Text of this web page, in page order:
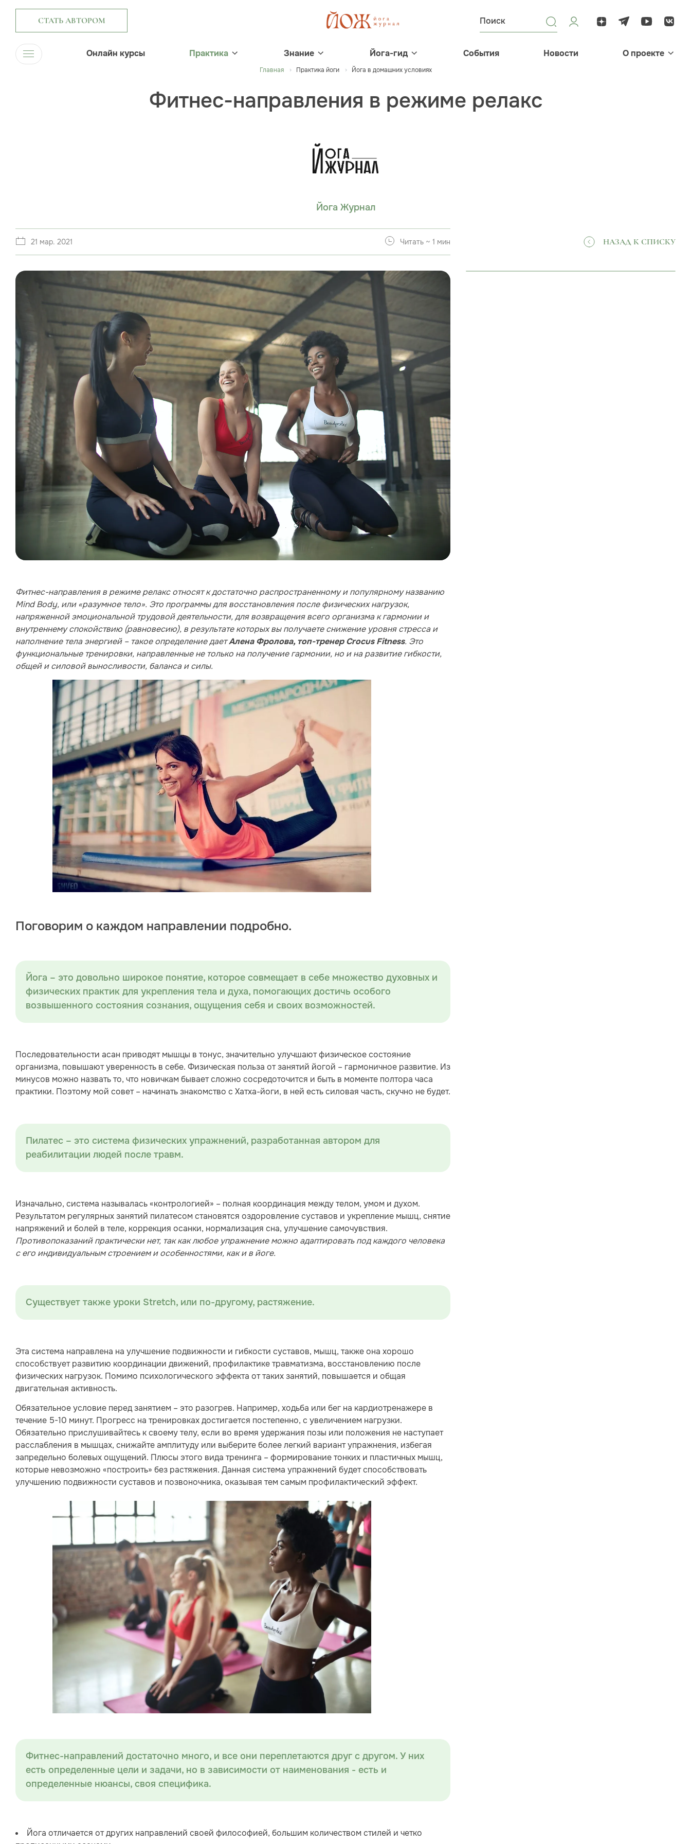
СТАТЬ АВТОРОМ
Онлайн курсы Практика Знание Йога-гид События Новости О проекте
Главная Практика йоги Йога в домашних условиях
Фитнес-направления в режиме релакс
Йога Журнал
21 мар. 2021 Читать ~ 1 мин НАЗАД К СПИСКУ
Фитнес-направления в режиме релакс относят к достаточно распространенному и популярному названию
Mind Body, или «разумное тело». Это программы для восстановления после физических нагрузок,
напряженной эмоциональной трудовой деятельности, для возвращения всего организма к гармонии и
внутреннему спокойствию (равновесию), в результате которых вы получаете снижение уровня стресса и
наполнение тела энергией – такое определение даетАлена Фролова, топ-тренер Crocus Fitness. Это
функциональные тренировки, направленные не только на получение гармонии, но и на развитие гибкости,
общей и силовой выносливости, баланса и силы.
Поговорим о каждом направлении подробно.
Йога – это довольно широкое понятие, которое совмещает в себе множество духовных и
физических практик для укрепления тела и духа, помогающих достичь особого
возвышенного состояния сознания, ощущения себя и своих возможностей.
Последовательности асан приводят мышцы в тонус, значительно улучшают физическое состояние
организма, повышают уверенность в себе. Физическая польза от занятий йогой – гармоничное развитие. Из
минусов можно назвать то, что новичкам бывает сложно сосредоточится и быть в моменте полтора часа
практики. Поэтому мой совет – начинать знакомство с Хатха-йоги, в ней есть силовая часть, скучно не будет.
Пилатес – это система физических упражнений, разработанная автором для
реабилитации людей после травм.
Изначально, система называлась «контрологией» – полная координация между телом, умом и духом.
Результатом регулярных занятий пилатесом становятся оздоровление суставов и укрепление мышц, снятие
напряжений и болей в теле, коррекция осанки, нормализация сна, улучшение самочувствия.
Противопоказаний практически нет, так как любое упражнение можно адаптировать под каждого человека
с его индивидуальным строением и особенностями, как и в йоге.
Существует также уроки Stretch, или по-другому, растяжение.
Эта система направлена на улучшение подвижности и гибкости суставов, мышц, также она хорошо
способствует развитию координации движений, профилактике травматизма, восстановлению после
физических нагрузок. Помимо психологического эффекта от таких занятий, повышается и общая
двигательная активность.
Обязательное условие перед занятием – это разогрев. Например, ходьба или бег на кардиотренажере в
течение 5-10 минут. Прогресс на тренировках достигается постепенно, с увеличением нагрузки.
Обязательно прислушивайтесь к своему телу, если во время удержания позы или положения не наступает
расслабления в мышцах, снижайте амплитуду или выберите более легкий вариант упражнения, избегая
запредельно болевых ощущений. Плюсы этого вида тренинга – формирование тонких и пластичных мышц,
которые невозможно «построить» без растяжения. Данная система упражнений будет способствовать
улучшению подвижности суставов и позвоночника, оказывая тем самым профилактический эффект.
Фитнес-направлений достаточно много, и все они переплетаются друг с другом. У них
есть определенные цели и задачи, но в зависимости от наименования - есть и
определенные нюансы, своя специфика.
Йога отличается от других направлений своей философией, большим количеством стилей и четко